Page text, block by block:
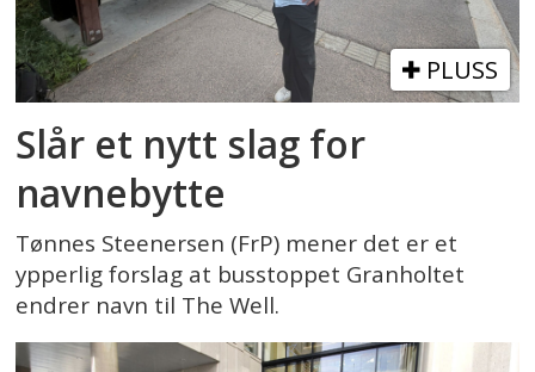
PLUSS
Slår et nytt slag for
navnebytte
Tønnes Steenersen (FrP) mener det er et
ypperlig forslag at busstoppet Granholtet
endrer navn til The Well.